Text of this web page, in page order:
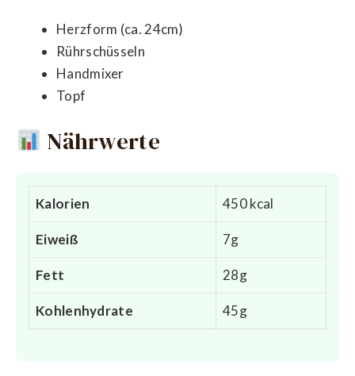
Herzform (ca. 24cm)
Rührschüsseln
Handmixer
Topf
Nährwerte
Kalorien 450 kcal
Eiweiß 7g
Fett 28g
Kohlenhydrate 45g